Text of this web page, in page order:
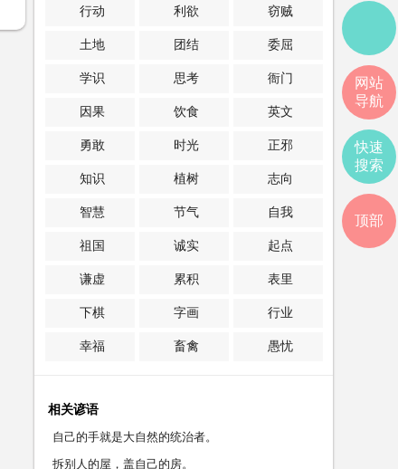
行动 利欲 窃贼
土地 团结 委屈
学识 思考 衙门
因果 饮食 英文
勇敢 时光 正邪
知识 植树 志向
智慧 节气 自我
祖国 诚实 起点
谦虚 累积 表里
下棋 字画 行业
幸福 畜禽 愚忧
相关谚语
自己的手就是大自然的统治者。
拆别人的屋，盖自己的房。
网站
导航
快速
搜索
顶部